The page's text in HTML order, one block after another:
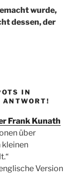
wurde,
dessen, der
IN
Frank Kunath
über
kleinen
Version